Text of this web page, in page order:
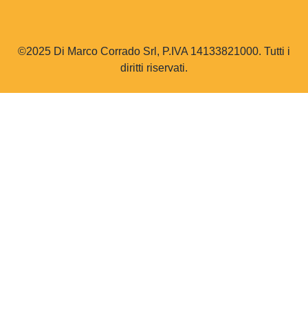
©2025 Di Marco Corrado Srl, P.IVA 14133821000. Tutti i
diritti riservati.